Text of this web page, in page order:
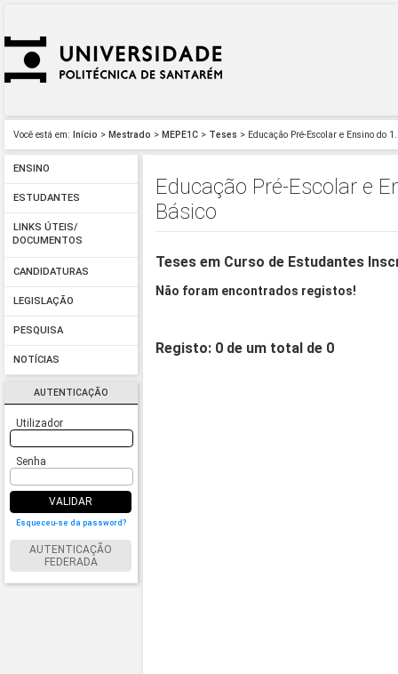
Você está em: Início > Mestrado > MEPE1C > Teses > Educação Pré-Escolar e Ensino do
ENSINO
ESTUDANTES
LINKS ÚTEIS/
DOCUMENTOS
CANDIDATURAS
LEGISLAÇÃO
PESQUISA
NOTÍCIAS
AUTENTICAÇÃO
Utilizador
Senha
VALIDAR
Esqueceu-se da password?
AUTENTICAÇÃO
FEDERADA
Educação Pré-Escolar e
Básico
Teses em Curso de Estudantes
Não foram encontrados registos!
Registo: 0 de um total de 0